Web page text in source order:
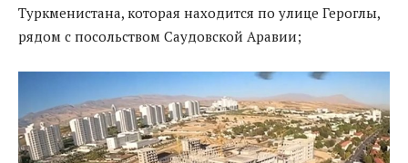
Туркменистана, которая находится по улице Героглы,
рядом с посольством Саудовской Аравии;